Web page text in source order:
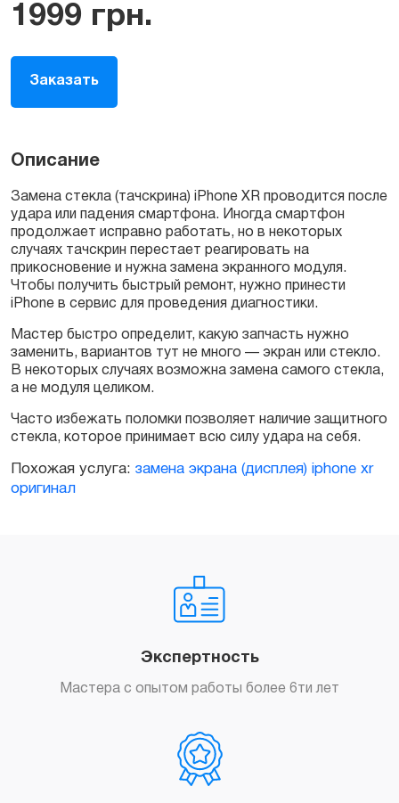
1999 грн.
Заказать
Описание
Замена стекла (тачскрина) iPhone XR проводится после
удара или падения смартфона. Иногда смартфон
продолжает исправно работать, но в некоторых
случаях тачскрин перестает реагировать на
прикосновение и нужна замена экранного модуля.
Чтобы получить быстрый ремонт, нужно принести
iPhone в сервис для проведения диагностики.
Мастер быстро определит, какую запчасть нужно
заменить, вариантов тут не много — экран или стекло.
В некоторых случаях возможна замена самого стекла,
а не модуля целиком.
Часто избежать поломки позволяет наличие защитного
стекла, которое принимает всю силу удара на себя.
Похожая услуга: замена экрана (дисплея) iphone xr
оригинал
Экспертность
Мастера с опытом работы более 6ти лет